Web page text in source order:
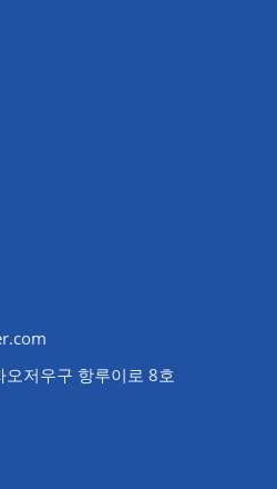
저우구 항루이로 8호